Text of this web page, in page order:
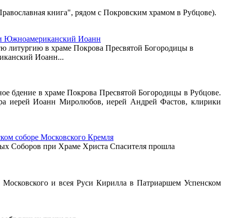
книга", рядом с Покровским храмом в Рубцове).
Южноамериканский Иоанн
литургию в храме Покрова Пресвятой Богородицы в
Иоанн...
бдение в храме Покрова Пресвятой Богородицы в Рубцове.
иерей Иоанн Миролюбов, иерей Андрей Фастов, клирики
соборе Московского Кремля
Соборов при Храме Христа Спасителя прошла
Московского и всея Руси Кирилла в Патриаршем Успенском